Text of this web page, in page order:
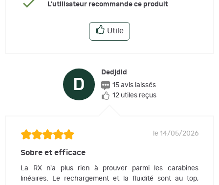
L'utilisateur recommande ce produit
Utile
D
Dedjdid
15 avis laissés
12 utiles reçus
le 14/05/2026
Sobre et efficace
La RX n'a plus rien à prouver parmi les carabines
linéaires. Le rechargement et la fluidité sont au top,